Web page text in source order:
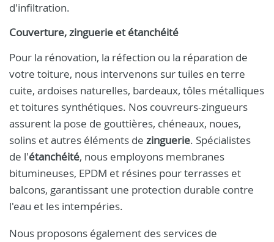
d'infiltration.
Couverture, zinguerie et étanchéité
Pour la rénovation, la réfection ou la réparation de
votre toiture, nous intervenons sur tuiles en terre
cuite, ardoises naturelles, bardeaux, tôles métalliques
et toitures synthétiques. Nos couvreurs-zingueurs
assurent la pose de gouttières, chéneaux, noues,
solins et autres éléments de zinguerie. Spécialistes
de l'étanchéité, nous employons membranes
bitumineuses, EPDM et résines pour terrasses et
balcons, garantissant une protection durable contre
l'eau et les intempéries.
Nous proposons également des services de